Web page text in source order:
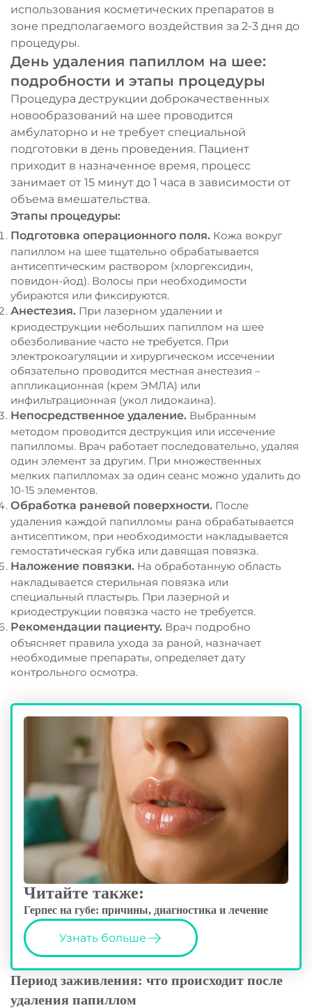
использования косметических препаратов в
зоне предполагаемого воздействия за 2-3 дня до
процедуры.
День удаления папиллом на шее:
подробности и этапы процедуры
Процедура деструкции доброкачественных
новообразований на шее проводится
амбулаторно и не требует специальной
подготовки в день проведения. Пациент
приходит в назначенное время, процесс
занимает от 15 минут до 1 часа в зависимости от
объема вмешательства.
Этапы процедуры:
Подготовка операционного поля. Кожа вокруг
папиллом на шее тщательно обрабатывается
антисептическим раствором (хлоргексидин,
повидон-йод). Волосы при необходимости
убираются или фиксируются.
Анестезия. При лазерном удалении и
криодеструкции небольших папиллом на шее
обезболивание часто не требуется. При
электрокоагуляции и хирургическом иссечении
обязательно проводится местная анестезия –
аппликационная (крем ЭМЛА) или
инфильтрационная (укол лидокаина).
Непосредственное удаление. Выбранным
методом проводится деструкция или иссечение
папилломы. Врач работает последовательно, удаляя
один элемент за другим. При множественных
мелких папилломах за один сеанс можно удалить до
10-15 элементов.
Обработка раневой поверхности. После
удаления каждой папилломы рана обрабатывается
антисептиком, при необходимости накладывается
гемостатическая губка или давящая повязка.
Наложение повязки. На обработанную область
накладывается стерильная повязка или
специальный пластырь. При лазерной и
криодеструкции повязка часто не требуется.
Рекомендации пациенту. Врач подробно
объясняет правила ухода за раной, назначает
необходимые препараты, определяет дату
контрольного осмотра.
Читайте также:
Герпес на губе: причины, диагностика и лечение
Узнать больше
Период заживления: что происходит после
удаления папиллом